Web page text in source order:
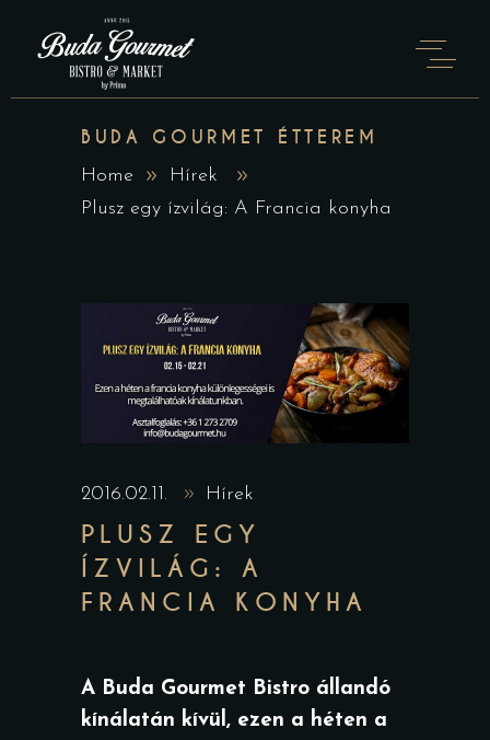
BUDA GOURMET ÉTTEREM
Home
Hírek
Plusz egy ízvilág: A Francia konyha
2016.02.11. Hírek
PLUSZ EGY
ÍZVILÁG: A
FRANCIA KONYHA
A Buda Gourmet Bistro állandó
kínálatán kívül, ezen a héten a